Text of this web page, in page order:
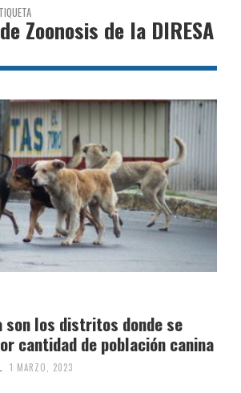
Zoonosis de la DIRESA
son los distritos donde se
cantidad de población canina
1 MARZO, 2023